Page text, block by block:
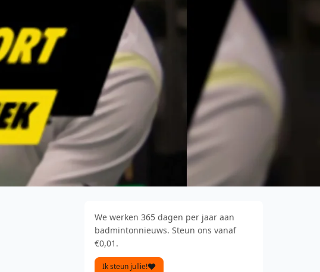
We werken 365 dagen per jaar aan
badmintonnieuws. Steun ons vanaf
€0,01.
Ik steun jullie!